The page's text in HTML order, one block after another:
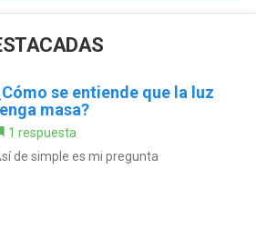
se entiende que la luz
masa?
1 respuesta
de simple es mi pregunta